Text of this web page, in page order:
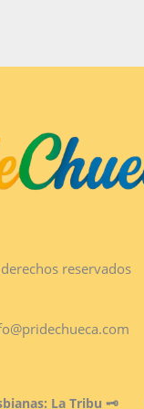
reservados
La Tribu 🗝️